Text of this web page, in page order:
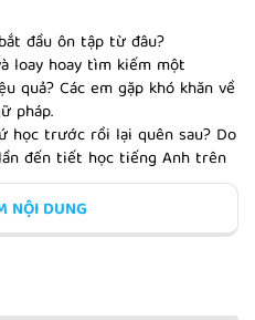
đầu ôn tập từ đâu?
loay hoay tìm kiếm một
quả? Các em gặp khó khăn về
pháp.
học trước rồi lại quên sau? Do
đến tiết học tiếng Anh trên
hoàn toàn thông cảm tâm
học ngữ pháp tiếng Anh của
khô khan và rất dễ nhàm
như vậy, cứ nghĩ rằng một
2 - 3 công thức, cấu trúc
NỘI DUNG